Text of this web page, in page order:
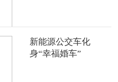
新能源公交车化
身“幸福婚车”